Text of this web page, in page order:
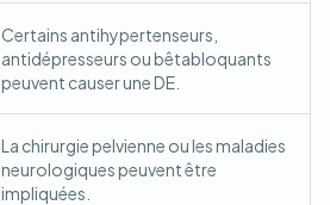
Certains antihypertenseurs,
antidépresseurs ou bêtabloquants
peuvent causer une DE.
La chirurgie pelvienne ou les maladies
neurologiques peuvent être
impliquées.